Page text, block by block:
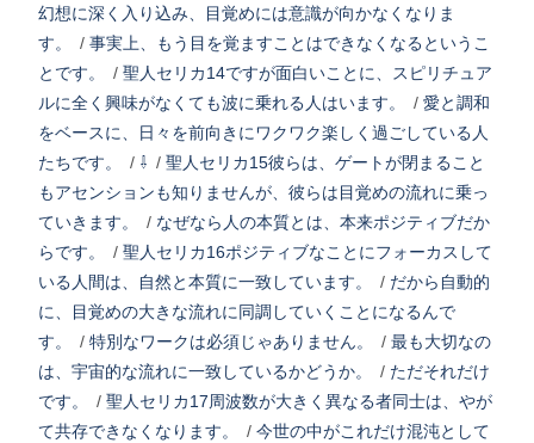
幻想に深く入り込み、目覚めには意識が向かなくなりま
す。
/ 事実上、もう目を覚ますことはできなくなるというこ
とです。
/ 聖人セリカ14ですが面白いことに、スピリチュア
ルに全く興味がなくても波に乗れる人はいます。
/ 愛と調和
をベースに、日々を前向きにワクワク楽しく過ごしている人
たちです。
/ ⇩ / 聖人セリカ15彼らは、ゲートが閉まること
もアセンションも知りませんが、彼らは目覚めの流れに乗っ
ていきます。
/ なぜなら人の本質とは、本来ポジティブだか
らです。
/ 聖人セリカ16ポジティブなことにフォーカスして
いる人間は、自然と本質に一致しています。
/ だから自動的
に、目覚めの大きな流れに同調していくことになるんで
す。
/ 特別なワークは必須じゃありません。 / 最も大切なの
は、宇宙的な流れに一致しているかどうか。
/ ただそれだけ
です。
/ 聖人セリカ17周波数が大きく異なる者同士は、やが
て共存できなくなります。
/ 今世の中がこれだけ混沌として